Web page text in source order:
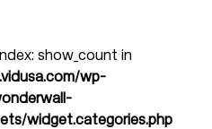
show_count in
wp-
widget.categories.php